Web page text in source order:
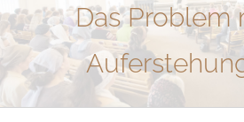
Das Problem